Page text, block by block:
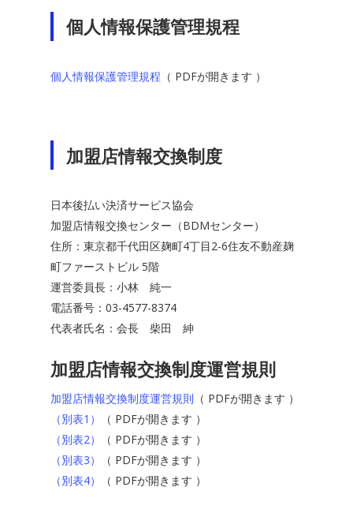
個人情報保護管理規程
個人情報保護管理規程 （ PDFが開きます ）
加盟店情報交換制度
日本後払い決済サービス協会
加盟店情報交換センター（BDMセンター）
住所：東京都千代田区麹町4丁目2-6住友不動産麹
町ファーストビル 5階
運営委員長：小林 純一
電話番号：03-4577-8374
代表者氏名：会長 柴田 紳
加盟店情報交換制度運営規則
加盟店情報交換制度運営規則 （ PDFが開きます ）
（別表1）
（ PDFが開きます ）
（別表2）
（ PDFが開きます ）
（別表3）
（ PDFが開きます ）
（別表4）
（ PDFが開きます ）
お問い合わせ